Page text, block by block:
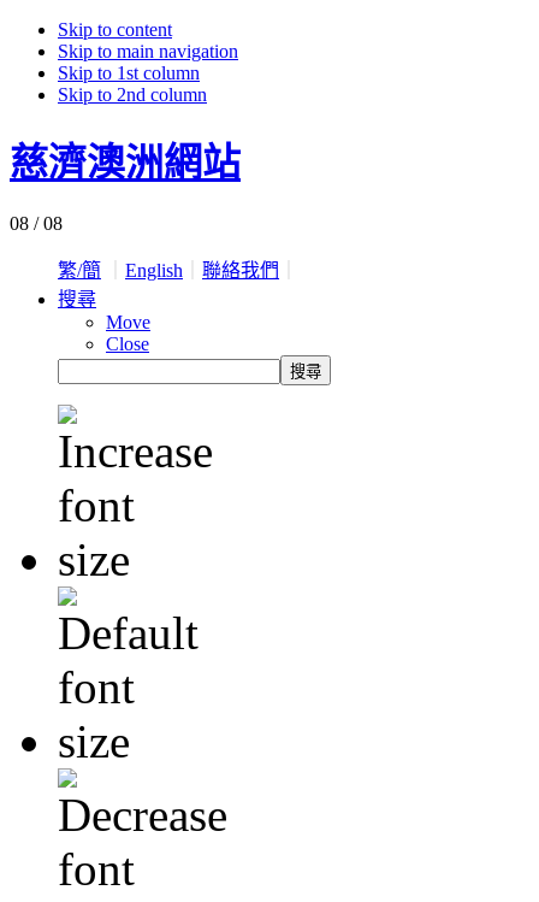
Skip to content
Skip to main navigation
Skip to 1st column
Skip to 2nd column
慈濟澳洲網站
08 / 08
繁/簡 English 聯絡我們
搜尋
Move
Close